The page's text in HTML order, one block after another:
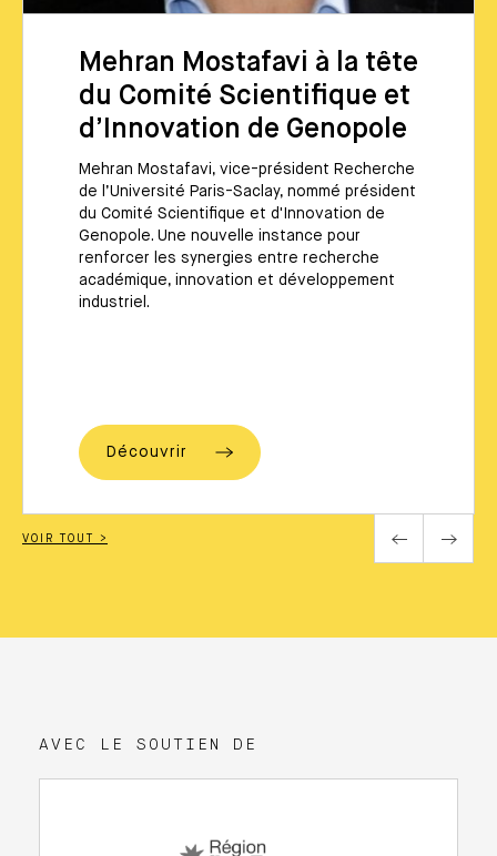
Mehran Mostafavi à la tête
du Comité Scientifique et
d’Innovation de Genopole
Mehran Mostafavi, vice-président Recherche
de l’Université Paris-Saclay, nommé président
du Comité Scientifique et d'Innovation de
Genopole. Une nouvelle instance pour
renforcer les synergies entre recherche
académique, innovation et développement
industriel.
Découvrir
VOIR TOUT >
AVEC LE SOUTIEN DE